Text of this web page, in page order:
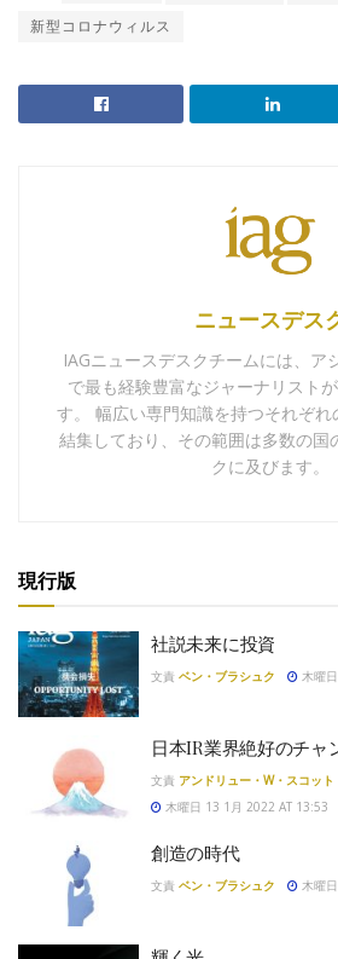
新型コロナウィルス
ニュースデス
IAGニュースデスクチームには、ア
で最も経験豊富なジャーナリスト
す。 幅広い専門知識を持つそれぞ
結集しており、その範囲は多数の国
クに及びます。
現行版
社説未来に投資
文責 ベン・ブラシュク 木曜
日本IR業界絶好のチャ
文責 アンドリュー・W・スコット
木曜日 13 1月 2022 AT 13:53
創造の時代
文責 ベン・ブラシュク 木曜